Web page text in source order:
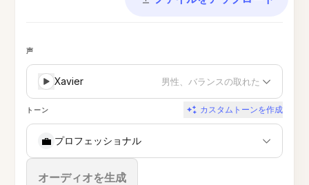
声
Xavier 男性、バランスの取れた
トーン カスタムトーンを作成
💼 プロフェッショナル
オーディオを生成
停止